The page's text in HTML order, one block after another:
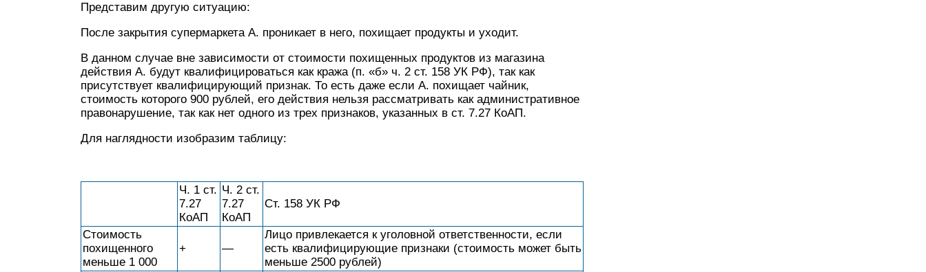
Представим другую ситуацию:
После закрытия супермаркета А. проникает в него, похищает продукты и уходит.
В данном случае вне зависимости от стоимости похищенных продуктов из магазина
действия А. будут квалифицироваться как кража (п. «б» ч. 2 ст. 158 УК РФ), так как
присутствует квалифицирующий признак. То есть даже если А. похищает чайник,
стоимость которого 900 рублей, его действия нельзя рассматривать как административное
правонарушение, так как нет одного из трех признаков, указанных в ст. 7.27 КоАП.
Для наглядности изобразим таблицу:
Ч. 1 ст.
7.27
КоАП
Ч. 2 ст.
7.27
КоАП
Ст. 158 УК РФ
Стоимость
похищенного
меньше 1 000
+ —
Лицо привлекается к уголовной ответственности, если
есть квалифицирующие признаки (стоимость может быть
меньше 2500 рублей)